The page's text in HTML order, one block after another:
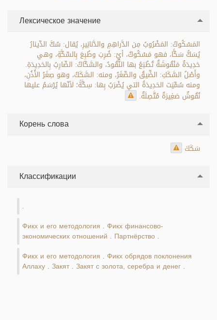
Лексическое значение
المَسْكُوكُ: المَضْرُوبُ مِن الدَّراهِمِ والدَّنانِيرِ، يُقال: سُكَّ الدِّينارُ
يُسَكُّ سَكًّا، فهو مَسْكُوكٌ، أيْ: ضُرِبَ وطُبِعَ بِالسِّكَّةِ، وهي
حَدِيدَةٌ مَنْقُوشَةٌ تُطْبَعُ بها النُّقُودُ، والسَّكّاكُ: الضّارِبُ بِالحَدِيدَةِ.
وأَصْلُ السَّكَكِ: الضِّيقُ والصِّغَرُ، ومنه: السَّكَكُ، وهو صِغَرُ الأُذُنِ،
ومنه سُمِّيَت الحَدِيدَةُ التي يُضْرَبُ بِها: سِكَّةً؛ لأنّها يُرْسَمُ عليها
نُقُوشٌ صَغِيرَةٌ مُتَّصِلَةٌ.
Корень слова
سَكَكَ
Классификации
Фикх и его методология Фикх финансово-
экономических отношений Партнёрство
Фикх и его методология Фикх обрядов поклонения
Аллаху Закят Закят с золота, серебра и денег